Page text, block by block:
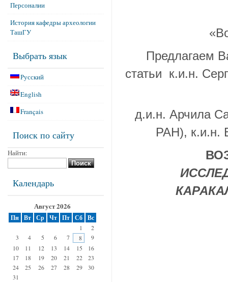
Предлагаем
статьи к.и.н.
д.и.н. Арчила
РАН), к.и.н.
Персоналии
История кафедры археологии
ТашГУ
Выбрать язык
Русский
English
Français
Поиск по сайту
Найти:
Календарь
Август 2026
Пн Вт Ср Чт Пт Сб Вс
1
2
3
4 5 6 7 8
9
10
11 12 13 14 15
16
17
18 19 20 21 22
23
24
25 26 27 28 29
30
31